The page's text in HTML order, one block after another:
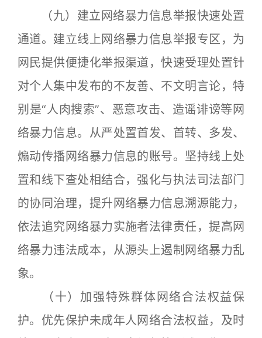
（九）建立网络暴力信息举报快速处置
通道。建立线上网络暴力信息举报专区，为
网民提供便捷化举报渠道，快速受理处置针
对个人集中发布的不友善、不文明言论，特
别是“人肉搜索”、恶意攻击、造谣诽谤等网
络暴力信息。从严处置首发、首转、多发、
煽动传播网络暴力信息的账号。坚持线上处
置和线下查处相结合，强化与执法司法部门
的协同治理，提升网络暴力信息溯源能力，
依法追究网络暴力实施者法律责任，提高网
络暴力违法成本，从源头上遏制网络暴力乱
象。
（十）加强特殊群体网络合法权益保
护。优先保护未成年人网络合法权益，及时